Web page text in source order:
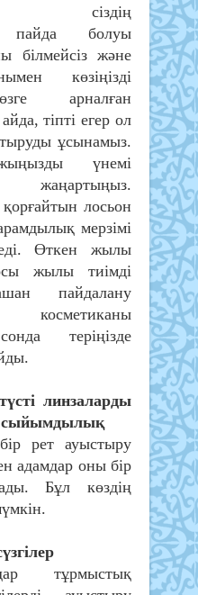
сіздің
пайда болуы
білмейсіз және
көзіңізді
арналған
тіпті егер ол
ұсынамыз.
үнемі
жаңартыңыз.
лосьон
мерзімі
Өткен жылы
жылы тиімді
пайдалану
косметиканы
теріңізде
линзаларды
сыйымдылық
рет ауыстыру
адамдар оны бір
Бұл көздің
тұрмыстық